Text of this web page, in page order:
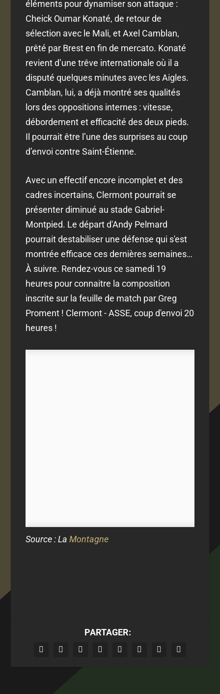
éléments pour dynamiser son attaque :
Cheick Oumar Konaté, de retour de
sélection avec le Mali, et Axel Camblan,
prêté par Brest en fin de mercato. Konaté
revient d’une trêve internationale où il a
disputé quelques minutes avec les Aigles.
Camblan, lui, a déjà montré ses qualités
lors des oppositions internes : vitesse,
débordement et efficacité des deux pieds.
Il pourrait être l’une des surprises au coup
d’envoi contre Saint-Étienne.
Avec un effectif encore incomplet et des
cadres incertains, Clermont pourrait se
présenter diminué au stade Gabriel-
Montpied. Le départ d'Andy Pelmard
pourrait destabiliser une défense qui s'est
montrée efficace ces dernières semaines…
À suivre. Rendez-vous ce samedi 19
heures pour connaitre la composition
inscrite sur la feuille de match par Greg
Proment ! Clermont - ASSE, coup d'envoi 20
heures !
Source : LaMontagne
PARTAGER: